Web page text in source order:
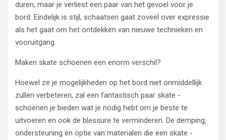
duren, maar je verliest een paar van het gevoel voor je
bord. Eindelijk is stijl, schaatsen gaat zoveel over expressie
als het gaat om het ontdekken van nieuwe technieken en
vooruitgang.
Maken skate schoenen een enorm verschil?
Hoewel ze je mogelijkheden op het bord niet onmiddellijk
zullen verbeteren, zal een fantastisch paar skate -
schoenen je bieden wat je nodig hebt om je beste te
uitvoeren en ook de blessure te verminderen. De demping,
ondersteuning en optie van materialen die een skate -